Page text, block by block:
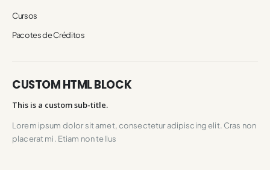
Cursos
Pacotes de Créditos
CUSTOM HTML BLOCK
This is a custom sub-title.
Lorem ipsum dolor sit amet, consectetur adipiscing elit. Cras non
placerat mi. Etiam non tellus